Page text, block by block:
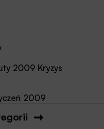
2009 Kryzys
2009